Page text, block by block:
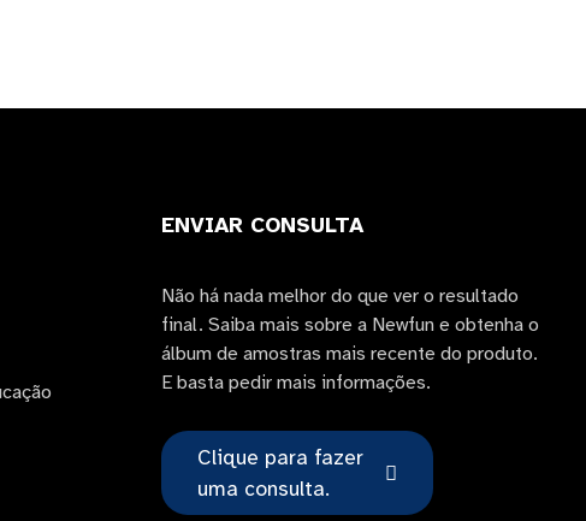
ENVIAR CONSULTA
Não há nada melhor do que ver o resultado
final. Saiba mais sobre a Newfun e obtenha o
álbum de amostras mais recente do produto.
E basta pedir mais informações.
Clique para fazer
uma consulta.